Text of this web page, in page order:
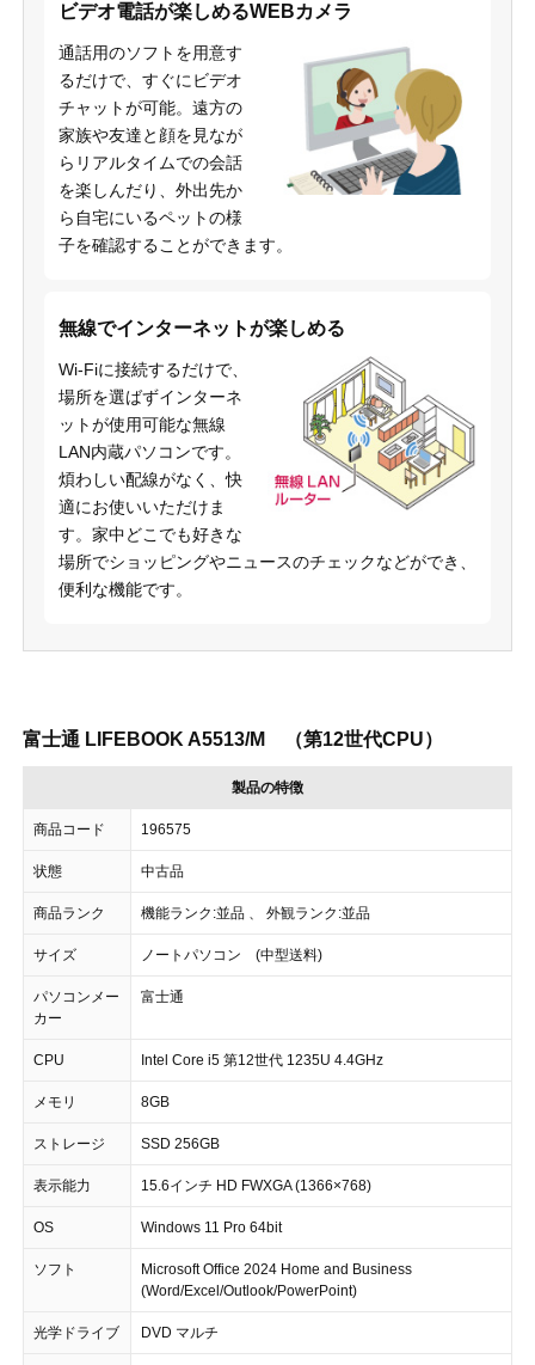
ビデオ電話が楽しめるWEBカメラ
通話用のソフトを用意す
るだけで、すぐにビデオ
チャットが可能。遠方の
家族や友達と顔を見なが
らリアルタイムでの会話
を楽しんだり、外出先か
ら自宅にいるペットの様
子を確認することができます。
無線でインターネットが楽しめる
Wi-Fiに接続するだけで、
場所を選ばずインターネ
ットが使用可能な無線
LAN内蔵パソコンです。
煩わしい配線がなく、快
適にお使いいただけま
す。家中どこでも好きな
場所でショッピングやニュースのチェックなどができ、
便利な機能です。
富士通 LIFEBOOK A5513/M （第12世代CPU）
製品の特徴
商品コード 196575
状態 中古品
商品ランク 機能ランク:並品 、 外観ランク:並品
サイズ ノートパソコン (中型送料)
パソコンメー
カー
富士通
CPU Intel Core i5 第12世代 1235U 4.4GHz
メモリ 8GB
ストレージ SSD 256GB
表示能力 15.6インチ HD FWXGA (1366×768)
OS Windows 11 Pro 64bit
ソフト
Microsoft Office 2024 Home and Business
(Word/Excel/Outlook/PowerPoint)
光学ドライブ DVD マルチ